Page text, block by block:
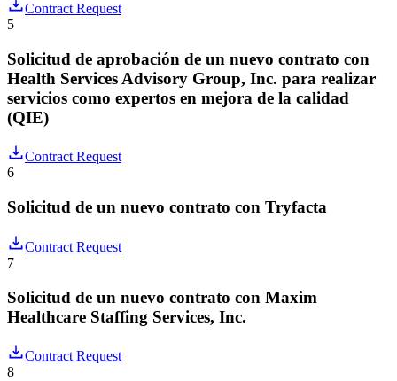
Contract Request
5
Solicitud de aprobación de un nuevo contrato con
Health Services Advisory Group, Inc. para realizar
servicios como expertos en mejora de la calidad
(QIE)
Contract Request
6
Solicitud de un nuevo contrato con Tryfacta
Contract Request
7
Solicitud de un nuevo contrato con Maxim
Healthcare Staffing Services, Inc.
Contract Request
8